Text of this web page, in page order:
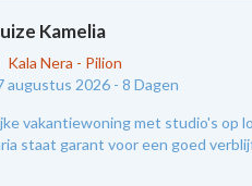
Kamelia
Kala Nera - Pilion
augustus 2026 -8 Dagen
vakantiewoning met studio's op
staat garant voor een goed